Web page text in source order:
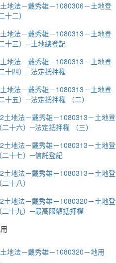
地法－戴秀雄－1080306－土地登
十二）
地法－戴秀雄－1080313－土地登
十三）─土地總登記
地法－戴秀雄－1080313－土地登
十四）─法定抵押權
地法－戴秀雄－1080313－土地登
十五）─法定抵押權 （二）
土地法－戴秀雄－1080313－土地登
十六）─法定抵押權 （三）
土地法－戴秀雄－1080313－土地登
二十七）─信託登記
土地法－戴秀雄－1080313－土地登
十八）
土地法－戴秀雄－1080320－土地登
二十九）─最高限額抵押權
地法－戴秀雄－1080320－地用